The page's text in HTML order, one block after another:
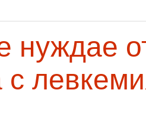
нуждае
с